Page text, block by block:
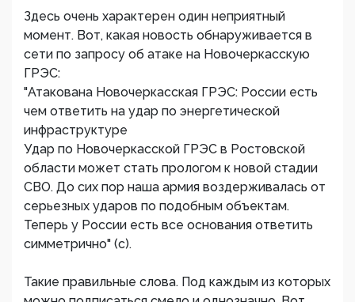
Здесь очень характерен один неприятный
момент. Вот, какая новость обнаруживается в
сети по запросу об атаке на Новочеркасскую
ГРЭС:
"Атакована Новочеркасская ГРЭС: России есть
чем ответить на удар по энергетической
инфраструктуре
Удар по Новочеркасской ГРЭС в Ростовской
области может стать прологом к новой стадии
СВО. До сих пор наша армия воздерживалась от
серьезных ударов по подобным объектам.
Теперь у России есть все основания ответить
симметрично" (с).
Такие правильные слова. Под каждым из которых